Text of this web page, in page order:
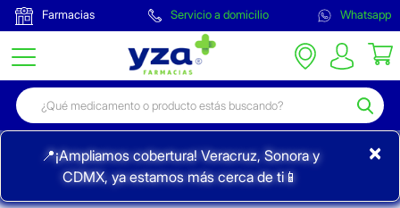
Farmacias Servicio a domicilio Whatsapp
📍¡Ampliamos cobertura! Veracruz, Sonora y
CDMX, ya estamos más cerca de ti📱
×